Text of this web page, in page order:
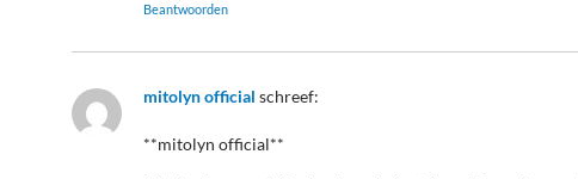
Beantwoorden
mitolyn official schreef:
**mitolyn official**